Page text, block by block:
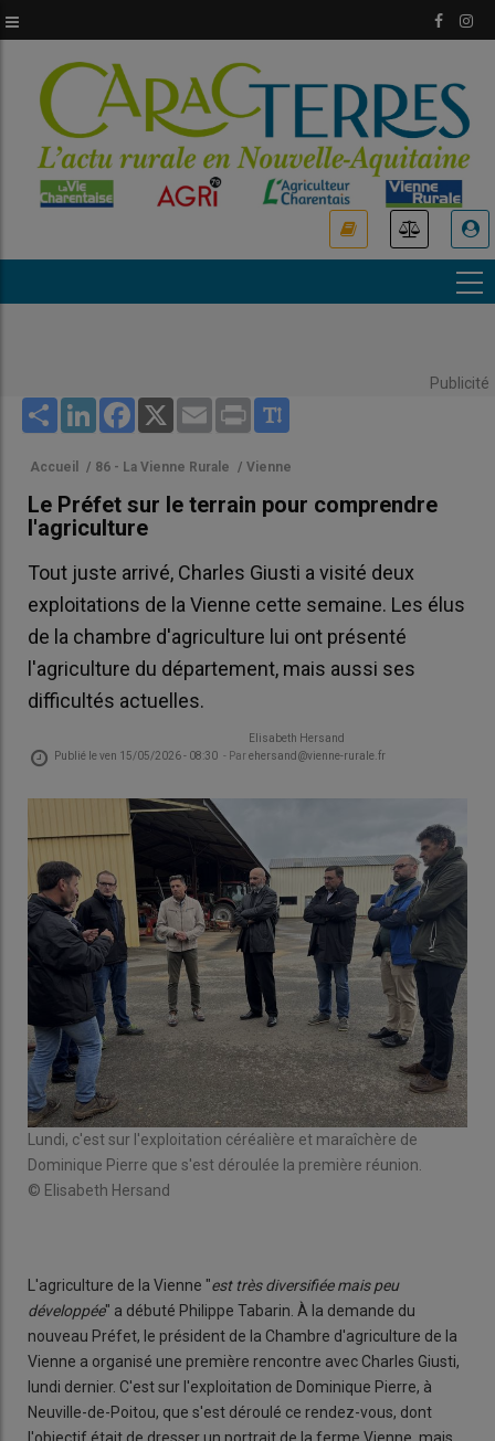
au
principal
Publicité
Share LinkedInFacebook
X Email Print
Accueil / 86 - La Vienne Rurale / Vienne
Le Préfet sur le terrain pour comprendre
l'agriculture
Tout juste arrivé, Charles Giusti a visité deux
exploitations de la Vienne cette semaine. Les élus
de la chambre d'agriculture lui ont présenté
l'agriculture du département, mais aussi ses
difficultés actuelles.
Publié leven 15/05/2026 - 08:30 - Par
Elisabeth Hersand
ehersand@vienne-rurale.fr
Lundi, c'est sur l'exploitation céréalière et maraîchère de
Dominique Pierre que s'est déroulée la première réunion.
© Elisabeth Hersand
L'agriculture de la Vienne "est très diversifiée mais peu
développée" a débuté Philippe Tabarin. À la demande du
nouveau Préfet, le président de la Chambre d'agriculture de la
Vienne a organisé une première rencontre avec Charles Giusti,
lundi dernier. C'est sur l'exploitation de Dominique Pierre, à
Neuville-de-Poitou, que s'est déroulé ce rendez-vous, dont